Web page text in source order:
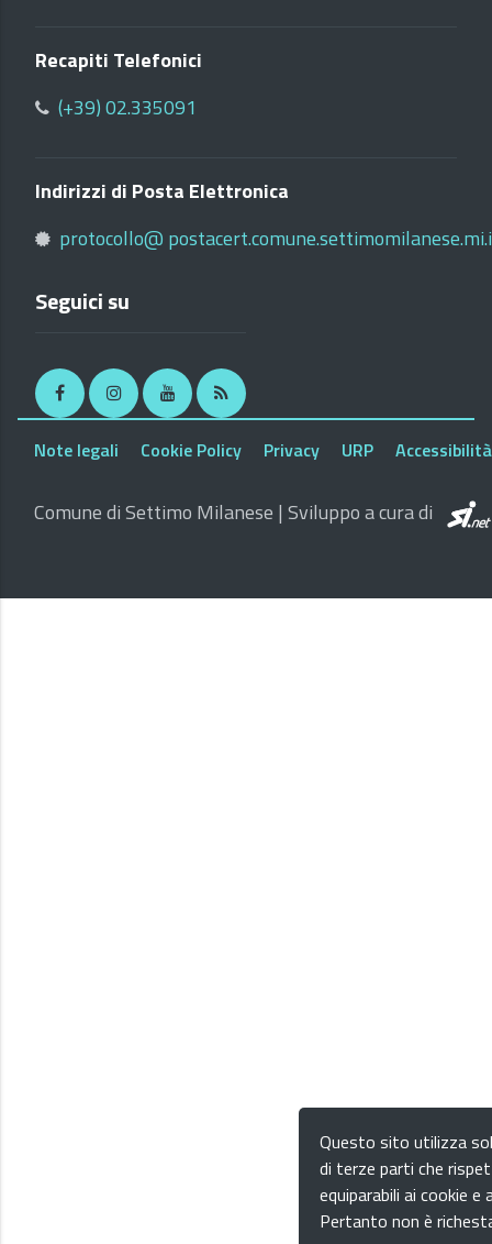
Questo sito utilizza
di terze parti che
equiparabili ai cookie
Pertanto non è
Recapiti Telefonici
(+39) 02.335091
Indirizzi di Posta Elettronica
protocollo@
Seguici su
FacebookInstagramYoutube RSS
Note legali Cookie Policy Privacy URP Accessibilità
Comune di Settimo Milanese | Sviluppo a cura di